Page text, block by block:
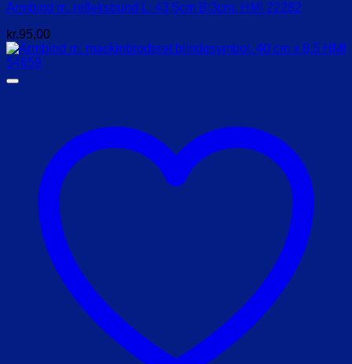
Armbind m. refleksbund L: 43,5cm B:3cm. HMI 22282
kr.95,00